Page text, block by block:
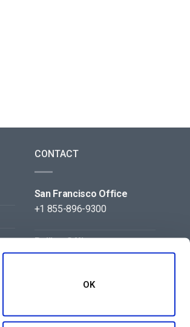
OK
CONTACT
San Francisco Office
+1 855-896-9300
Beijing Office
+86 105-123-5043